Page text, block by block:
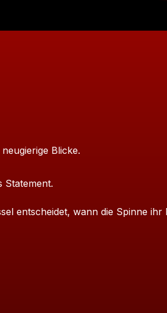
Blicke.
Statement.
entscheidet, wann die Spinne ihr